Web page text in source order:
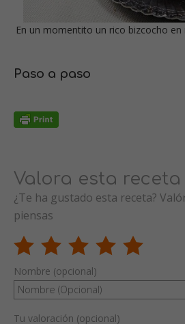
En un momentito un rico bizcocho
Paso a paso
Valora esta receta
¿Te ha gustado esta receta?
piensas
Nombre (opcional)
Tu valoración (opcional)